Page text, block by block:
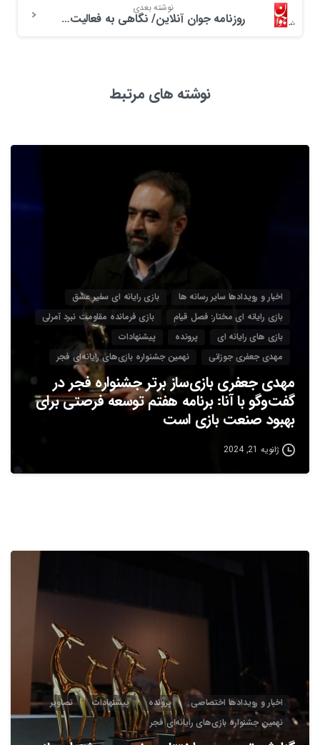
نوشته بعدی
روزنامه جوان آنلاین/ نگاهی به فعالیت های بسیج در فضای مجازی درگفت و گوی«جوان» با مسئول مرکز تولید و نشر دیجیتال انقلاب اسلامی
نوشته های مرتبط
اخبار و رویدادها سایر رسانه ها
بازی رایانه ای سفیر عشق
بازی رایانه ای مختار: فصل قیام
بازی فرمانده مقاومت نبرد آمرلی
بازی های رایانه ای
پرونده
پیشنهادات
مهدی جعفری جوزانی
نهمین جشنواره بازی‌های رایانه‌ای فجر
مهدی جعفری بازی‌ساز برتر جشنواره فجر در
گفت‌وگو با آنا: برنامه هفتم توسعه فرصتی برای
بهبود صنعت بازی است
ژانویه 21, 2024
اخبار و رویدادها اختصاصی پرونده پیشنهادات
تصاویر
نهمین جشنواره بازی‌های رایانه‌ای فجر